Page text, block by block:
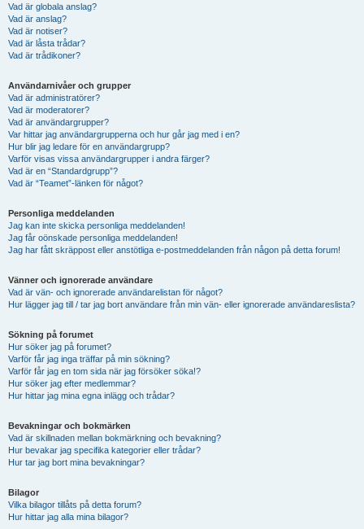
Vad är globala anslag?
Vad är anslag?
Vad är notiser?
Vad är låsta trådar?
Vad är trådikoner?
Användarnivåer och grupper
Vad är administratörer?
Vad är moderatorer?
Vad är användargrupper?
Var hittar jag användargrupperna och hur går jag med i en?
Hur blir jag ledare för en användargrupp?
Varför visas vissa användargrupper i andra färger?
Vad är en “Standardgrupp”?
Vad är “Teamet”-länken för något?
Personliga meddelanden
Jag kan inte skicka personliga meddelanden!
Jag får oönskade personliga meddelanden!
Jag har fått skräppost eller anstötliga e-postmeddelanden från någon på detta forum!
Vänner och ignorerade användare
Vad är vän- och ignorerade användarelistan för något?
Hur lägger jag till / tar jag bort användare från min vän- eller ignorerade användareslista?
Sökning på forumet
Hur söker jag på forumet?
Varför får jag inga träffar på min sökning?
Varför får jag en tom sida när jag försöker söka!?
Hur söker jag efter medlemmar?
Hur hittar jag mina egna inlägg och trådar?
Bevakningar och bokmärken
Vad är skillnaden mellan bokmärkning och bevakning?
Hur bevakar jag specifika kategorier eller trådar?
Hur tar jag bort mina bevakningar?
Bilagor
Vilka bilagor tillåts på detta forum?
Hur hittar jag alla mina bilagor?